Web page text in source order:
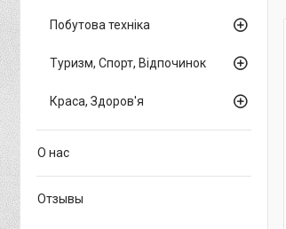
Побутова техніка
Туризм, Спорт, Відпочинок
Краса, Здоров'я
О нас
Отзывы